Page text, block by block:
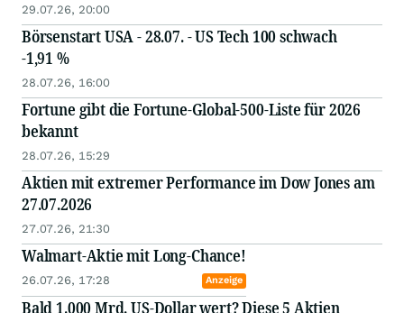
29.07.26, 20:00
Börsenstart USA - 28.07. - US Tech 100 schwach
-1,91 %
28.07.26, 16:00
Fortune gibt die Fortune-Global-500-Liste für 2026
bekannt
28.07.26, 15:29
Aktien mit extremer Performance im Dow Jones am
27.07.2026
27.07.26, 21:30
Walmart-Aktie mit Long-Chance!
26.07.26, 17:28 Anzeige
Bald 1.000 Mrd. US-Dollar wert? Diese 5 Aktien